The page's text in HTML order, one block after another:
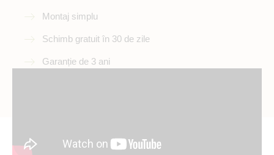
Montaj simplu
Schimb gratuit în 30 de zile
Garanție de 3 ani